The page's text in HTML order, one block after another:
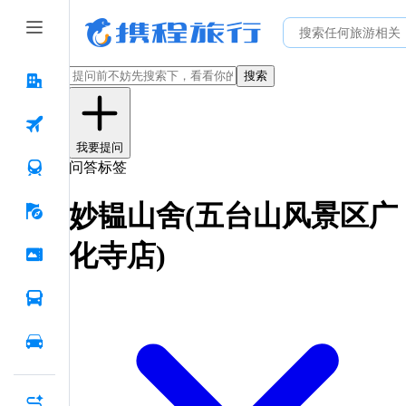
搜索
我要提问
问答标签
妙韫山舍(五台山风景区广
化寺店)